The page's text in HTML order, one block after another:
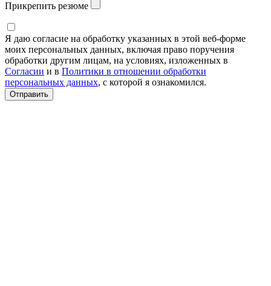
Прикрепить резюме
Я даю согласие на обработку указанных в этой веб-форме
моих персональных данных, включая право поручения
обработки другим лицам, на условиях, изложенных в
Согласии и в Политики в отношении обработки
персональных данных, с которой я ознакомился.